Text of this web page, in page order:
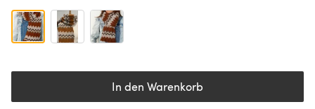
In den Warenkorb